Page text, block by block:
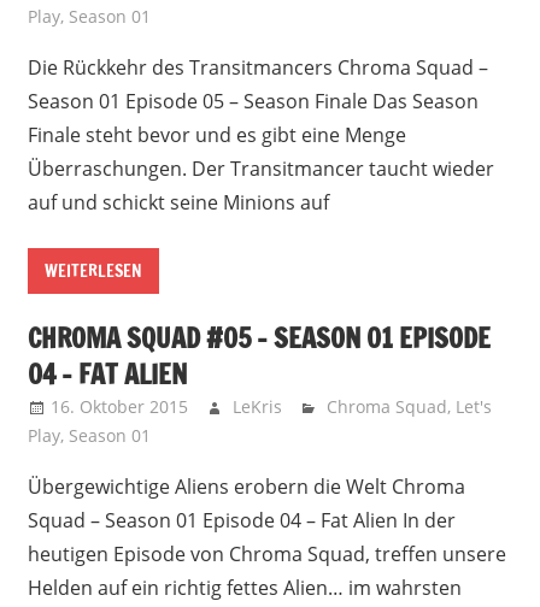
Play, Season 01
Die Rückkehr des Transitmancers Chroma Squad –
Season 01 Episode 05 – Season Finale Das Season
Finale steht bevor und es gibt eine Menge
Überraschungen. Der Transitmancer taucht wieder
auf und schickt seine Minions auf
WEITERLESEN
CHROMA SQUAD #05 – SEASON 01 EPISODE
04 – FAT ALIEN
16. Oktober 2015 LeKris Chroma Squad, Let's
Play, Season 01
Übergewichtige Aliens erobern die Welt Chroma
Squad – Season 01 Episode 04 – Fat Alien In der
heutigen Episode von Chroma Squad, treffen unsere
Helden auf ein richtig fettes Alien… im wahrsten